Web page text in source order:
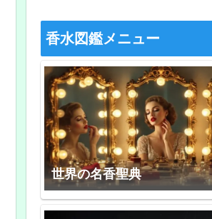
香水図鑑メニュー
世界の名香聖典